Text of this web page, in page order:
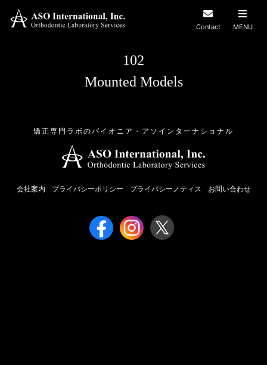
Contact MENU
102
Mounted Models
矯正専門ラボのパイオニア・アソインターナショナル
会社案内 プライバシーポリシー プライバシーノティス お問い合わせ